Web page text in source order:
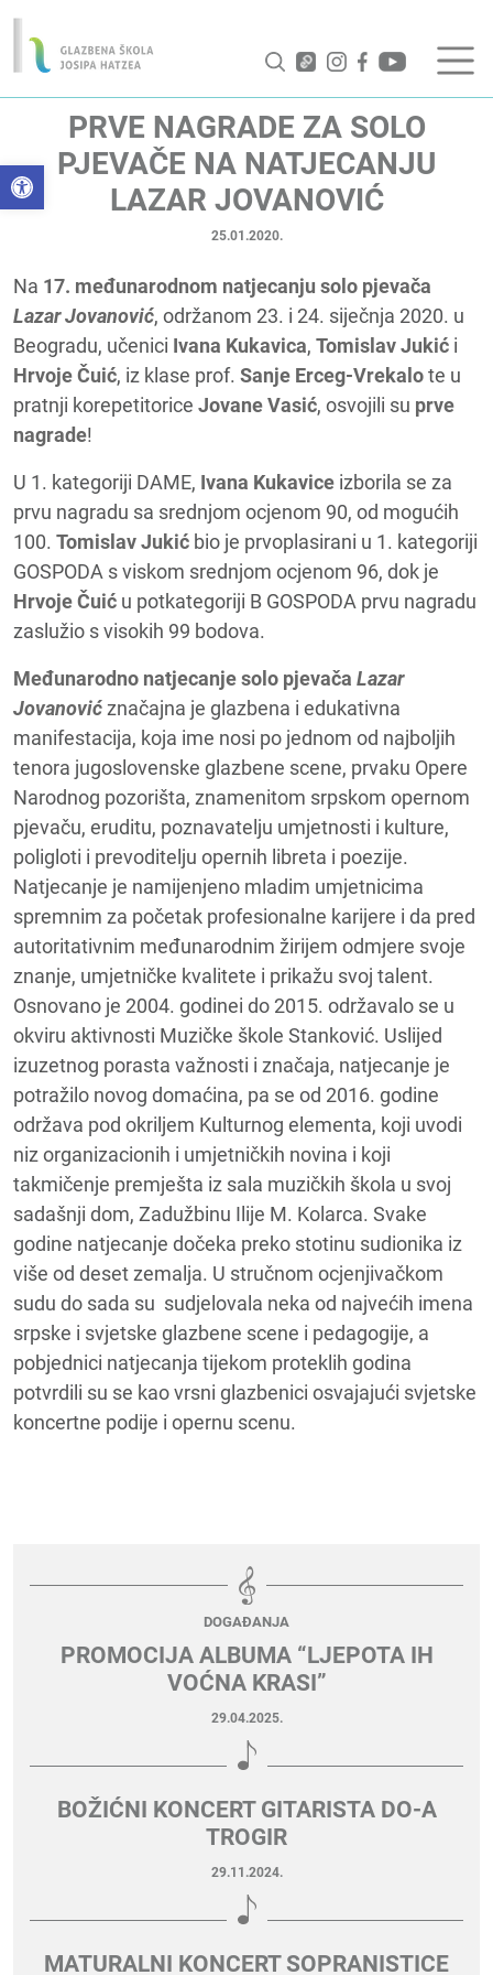
Open toolbar
PRVE NAGRADE ZA SOLO
PJEVAČE NA NATJECANJU
LAZAR JOVANOVIĆ
25.01.2020.
Na 17. međunarodnom natjecanju solo pjevača
Lazar Jovanović, održanom 23. i 24. siječnja 2020. u
Beogradu, učenici Ivana Kukavica, Tomislav Jukić i
Hrvoje Čuić, iz klase prof. Sanje Erceg-Vrekalote u
pratnji korepetitorice Jovane Vasić, osvojili su prve
nagrade!
U 1. kategoriji DAME, Ivana Kukavice izborila se za
prvu nagradu sa srednjom ocjenom 90, od mogućih
100. Tomislav Jukić bio je prvoplasirani u 1. kategoriji
GOSPODA s viskom srednjom ocjenom 96, dok je
Hrvoje Čuić u potkategoriji B GOSPODA prvu nagradu
zaslužio s visokih 99 bodova.
Međunarodno natjecanje solo pjevača Lazar
Jovanovićznačajna je glazbena i edukativna
manifestacija, koja ime nosi po jednom od najboljih
tenora jugoslovenske glazbene scene, prvaku Opere
Narodnog pozorišta, znamenitom srpskom opernom
pjevaču, eruditu, poznavatelju umjetnosti i kulture,
poligloti i prevoditelju opernih libreta i poezije.
Natjecanje je namijenjeno mladim umjetnicima
spremnim za početak profesionalne karijere i da pred
autoritativnim međunarodnim žirijem odmjere svoje
znanje, umjetničke kvalitete i prikažu svoj talent.
Osnovano je 2004. godinei do 2015. održavalo se u
okviru aktivnosti Muzičke škole Stanković. Uslijed
izuzetnog porasta važnosti i značaja, natjecanje je
potražilo novog domaćina, pa se od 2016. godine
održava pod okriljem Kulturnog elementa, koji uvodi
niz organizacionih i umjetničkih novina i koji
takmičenje premješta iz sala muzičkih škola u svoj
sadašnji dom, Zadužbinu Ilije M. Kolarca. Svake
godine natjecanje dočeka preko stotinu sudionika iz
više od deset zemalja. U stručnom ocjenjivačkom
sudu do sada su sudjelovala neka od najvećih imena
srpske i svjetske glazbene scene i pedagogije, a
pobjednici natjecanja tijekom proteklih godina
potvrdili su se kao vrsni glazbenici osvajajući svjetske
koncertne podije i opernu scenu.
DOGAĐANJA
PROMOCIJA ALBUMA “LJEPOTA IH
VOĆNA KRASI”
29.04.2025.
BOŽIĆNI KONCERT GITARISTA DO-A
TROGIR
29.11.2024.
MATURALNI KONCERT SOPRANISTICE